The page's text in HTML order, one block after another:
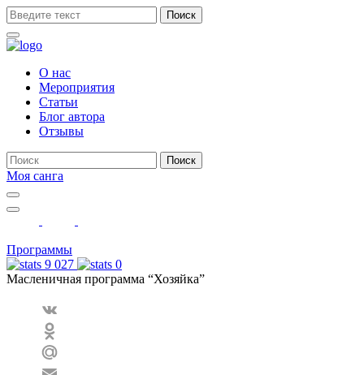
Поиск
О нас
Мероприятия
Статьи
Блог автора
Отзывы
Поиск
Моя санга
Toggle
navigation
Show
search
Программы
9 027
0
Масленичная программа “Хозяйка”
VK
Odnoklassniki
Mail.Ru